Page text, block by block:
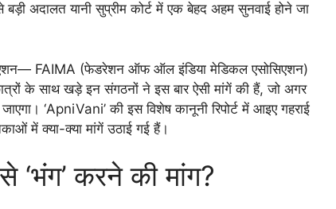
अदालत यानी सुप्रीम कोर्ट में एक बेहद अहम सुनवाई होने जा
FAIMA (फेडरेशन ऑफ ऑल इंडिया मेडिकल एसोसिएशन)
के साथ खड़े इन संगठनों ने इस बार ऐसी मांगें की हैं, जो अगर
‘ApniVani’ की इस विशेष कानूनी रिपोर्ट में आइए गहराई
में क्या-क्या मांगें उठाई गई हैं।
‘भंग’ करने की मांग?